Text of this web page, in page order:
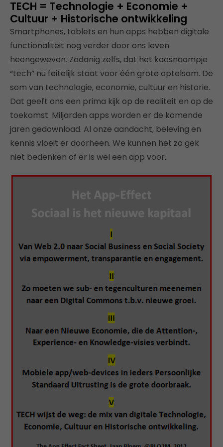
TECH = Technologie + Economie +
Cultuur + Historische ontwikkeling
Smartphones, tablets en hun apps hebben digitale
functionaliteit nog verder door ons leven
heengeweven. Zodanig zelfs, dat het koosnaampje
“tech” nu feitelijk staat voor één grote optelsom. De
som van technologie, economie, cultuur en historie.
Dat geeft ons een prima kijk op de realiteit en op de
toekomst. Miljarden apps worden er de komende
jaren gedownload. Al onze aandacht, beleving en
kennis vloeit er doorheen. We kunnen het zo gek
niet bedenken of er is wel een app voor.